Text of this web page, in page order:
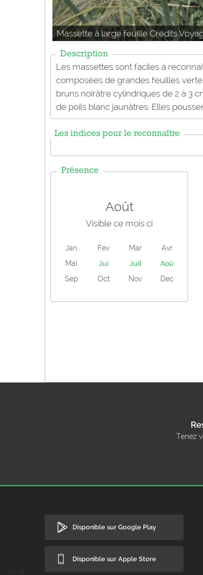
Massette à large feuille Crédits
Description
Les massettes sont faciles à
composées de grandes feuilles
bruns noirâtre cylindriques de 2 à 3
de poils blanc jaunâtres. Elles
Les indices pour le reconnaître
Présence
Août
Visible ce mois ci
Jan Fév Mar
Avr
Mai
Jui Juil
Aoû
Sep
Oct Nov Dec
Tenez
Disponible sur Google Play
Disponible sur Apple Store